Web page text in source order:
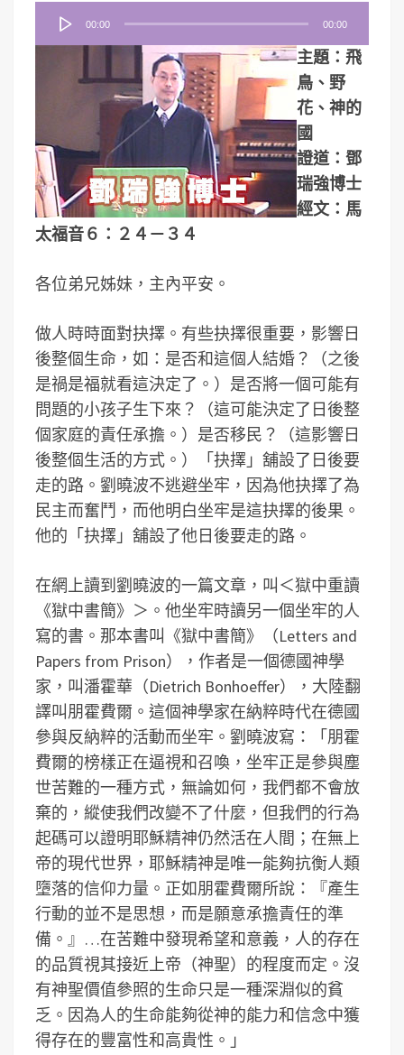
器
00:00 00:00
主題：飛
鳥、野
花、神的
國
證道：鄧
瑞強博士
經文：馬
太福音６：２４－３４
各位弟兄姊妹，主內平安。
做人時時面對抉擇。有些抉擇很重要，影響日
後整個生命，如：是否和這個人結婚？（之後
是禍是福就看這決定了。）是否將一個可能有
問題的小孩子生下來？（這可能決定了日後整
個家庭的責任承擔。）是否移民？（這影響日
後整個生活的方式。）「抉擇」舖設了日後要
走的路。劉曉波不逃避坐牢，因為他抉擇了為
民主而奮鬥，而他明白坐牢是這抉擇的後果。
他的「抉擇」舖設了他日後要走的路。
在網上讀到劉曉波的一篇文章，叫＜獄中重讀
《獄中書簡》＞。他坐牢時讀另一個坐牢的人
寫的書。那本書叫《獄中書簡》（Letters and
Papers from Prison），作者是一個德國神學
家，叫潘霍華（Dietrich Bonhoeffer），大陸翻
譯叫朋霍費爾。這個神學家在納粹時代在德國
參與反納粹的活動而坐牢。劉曉波寫：「朋霍
費爾的榜樣正在逼視和召喚，坐牢正是參與塵
世苦難的一種方式，無論如何，我們都不會放
棄的，縱使我們改變不了什麼，但我們的行為
起碼可以證明耶穌精神仍然活在人間；在無上
帝的現代世界，耶穌精神是唯一能夠抗衡人類
墮落的信仰力量。正如朋霍費爾所說：『產生
行動的並不是思想，而是願意承擔責任的準
備。』…在苦難中發現希望和意義，人的存在
的品質視其接近上帝（神聖）的程度而定。沒
有神聖價值參照的生命只是一種深淵似的貧
乏。因為人的生命能夠從神的能力和信念中獲
得存在的豐富性和高貴性。」